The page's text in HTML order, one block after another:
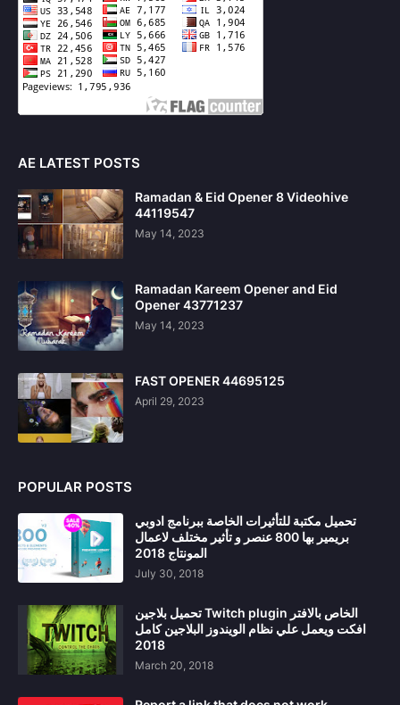
AE LATEST POSTS
Ramadan & Eid Opener 8 Videohive
44119547
May 14, 2023
Ramadan Kareem Opener and Eid
Opener 43771237
May 14, 2023
FAST OPENER 44695125
April 29, 2023
POPULAR POSTS
تحميل مكتبة للتأثيرات الخاصة ببرنامج ادوبي
بريمير بها 800 عنصر و تأثير مختلف لاعمال
المونتاج 2018
July 30, 2018
تحميل بلاجين Twitch plugin الخاص بالافتر
افكت ويعمل علي نظام الويندوز البلاجين كامل
2018
March 20, 2018